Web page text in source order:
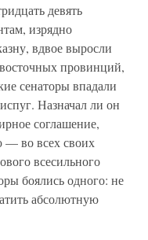
девять
изрядно
вдвое выросли
провинций,
сенаторы впадали
Назначал ли он
соглашение,
— во всех своих
всесильного
боялись одного: не
абсолютную